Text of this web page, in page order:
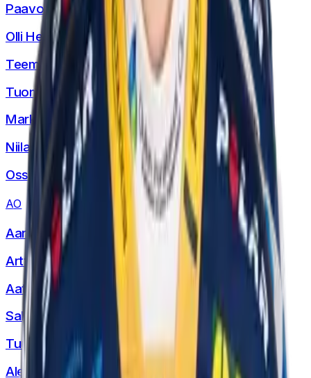
Paavo
Hakala
Olli Heikkala
Teemu
Hollanti
Tuomas
Jussila
Markus
Keski-Petäjä
Niilas
Luukkonen
Ossi
Meriläinen
AO
Aaro
Ojanperä
Arttu
Ruuska
Aatu
Saastamoinen
Saku
Saloranta
Tuukka
Sarkkinen
Aleksi
Vainio